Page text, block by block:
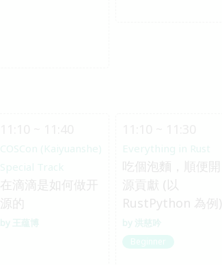
COSCon (Kaiyuanshe)
Special Track
在滴滴是如何做开
源的
王蕴博
Everything in Rust
吃個泡麵，順便開
源貢獻 (以
RustPython 為例)
洪慈吟
Beginner